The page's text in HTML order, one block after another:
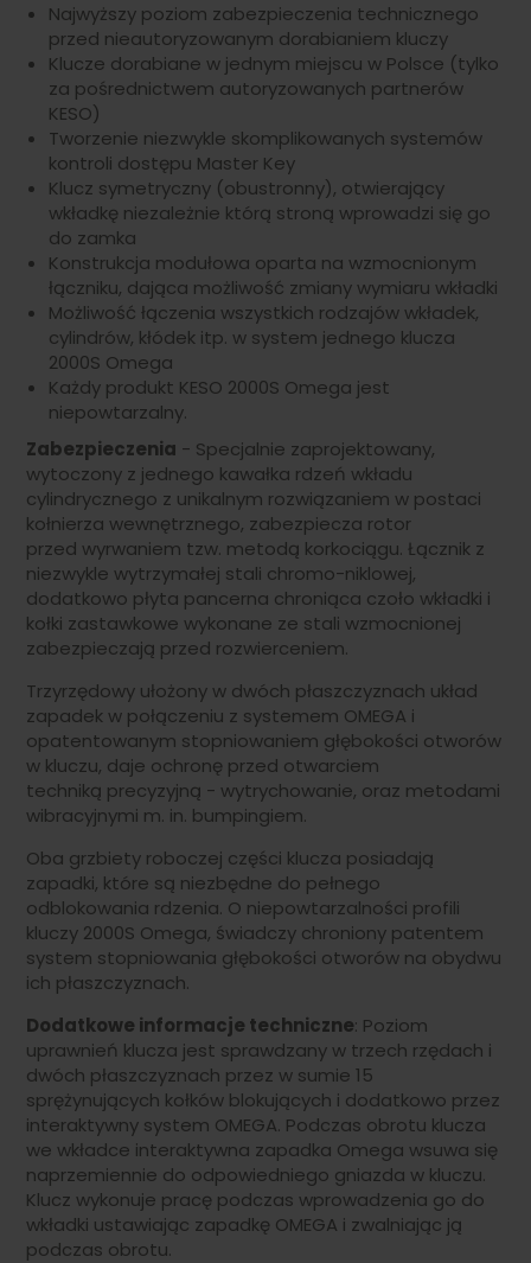
Najwyższy poziom zabezpieczenia technicznego
przed nieautoryzowanym dorabianiem kluczy
Klucze dorabiane w jednym miejscu w Polsce (tylko
za pośrednictwem autoryzowanych partnerów
KESO)
Tworzenie niezwykle skomplikowanych systemów
kontroli dostępu Master Key
Klucz symetryczny (obustronny), otwierający
wkładkę niezależnie którą stroną wprowadzi się go
do zamka
Konstrukcja modułowa oparta na wzmocnionym
łączniku, dająca możliwość zmiany wymiaru wkładki
Możliwość łączenia wszystkich rodzajów wkładek,
cylindrów, kłódek itp. w system jednego klucza
2000S Omega
Każdy produkt KESO 2000S Omega jest
niepowtarzalny.
Zabezpieczenia - Specjalnie zaprojektowany,
wytoczony z jednego kawałka rdzeń wkładu
cylindrycznego z unikalnym rozwiązaniem w postaci
kołnierza wewnętrznego, zabezpiecza rotor
przed wyrwaniem tzw. metodą korkociągu. Łącznik z
niezwykle wytrzymałej stali chromo-niklowej,
dodatkowo płyta pancerna chroniąca czoło wkładki i
kołki zastawkowe wykonane ze stali wzmocnionej
zabezpieczają przed rozwierceniem.
Trzyrzędowy ułożony w dwóch płaszczyznach układ
zapadek w połączeniu z systemem OMEGA i
opatentowanym stopniowaniem głębokości otworów
w kluczu, daje ochronę przed otwarciem
techniką precyzyjną - wytrychowanie, oraz metodami
wibracyjnymi m. in. bumpingiem.
Oba grzbiety roboczej części klucza posiadają
zapadki, które są niezbędne do pełnego
odblokowania rdzenia. O niepowtarzalności profili
kluczy 2000S Omega, świadczy chroniony patentem
system stopniowania głębokości otworów na obydwu
ich płaszczyznach.
Dodatkowe informacje techniczne: Poziom
uprawnień klucza jest sprawdzany w trzech rzędach i
dwóch płaszczyznach przez w sumie 15
sprężynujących kołków blokujących i dodatkowo przez
interaktywny system OMEGA. Podczas obrotu klucza
we wkładce interaktywna zapadka Omega wsuwa się
naprzemiennie do odpowiedniego gniazda w kluczu.
Klucz wykonuje pracę podczas wprowadzenia go do
wkładki ustawiając zapadkę OMEGA i zwalniając ją
podczas obrotu.